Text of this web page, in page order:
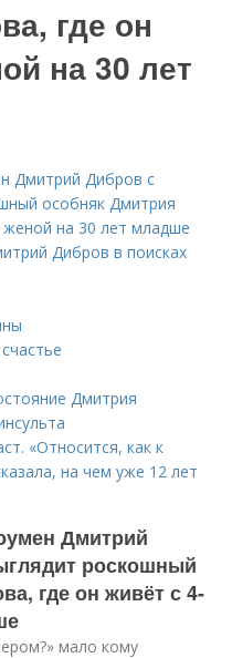
где он
на 30 лет
Дмитрий Дибров с
особняк Дмитрия
на 30 лет младше
Дибров в поисках
Дмитрия
«Относится, как к
на чем уже 12 лет
Дмитрий
роскошный
где он живёт с 4-
мало кому